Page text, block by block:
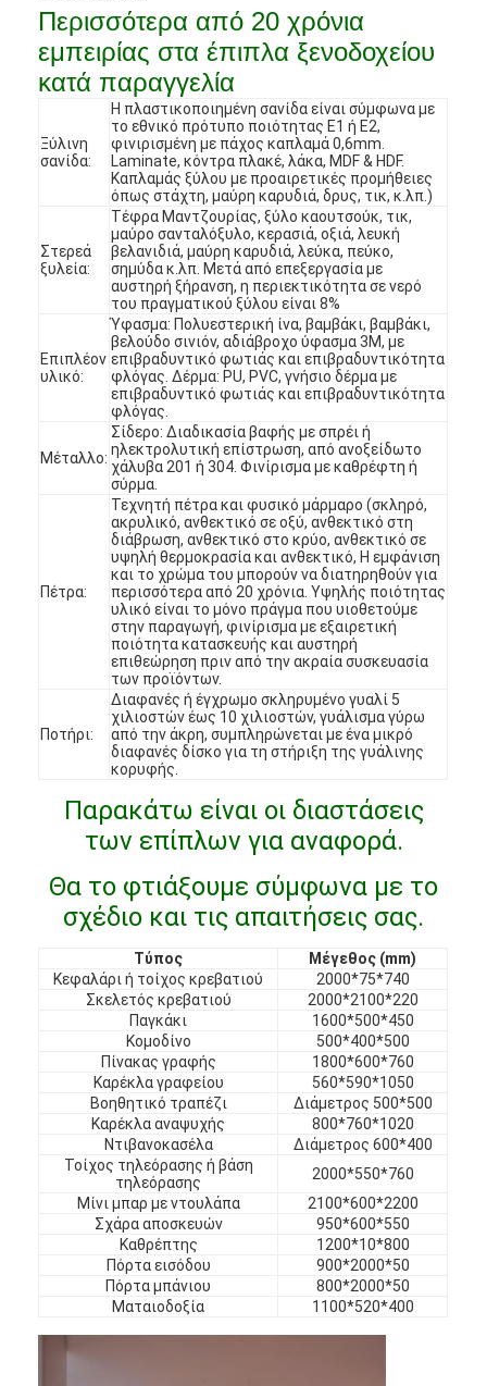
Προϊόντα
Βίντεο
Εμφάνιση VR
Σχετικά με εμάς
Επισκέψεις στο εργοστάσιο
Έλεγχος Ποιότητας
Επικοινωνήστε μαζί μας
Ειδήσεις
Υποθέσεις
Ερωτήσεις
Συνομιλία τώρα
Έπιπλα ξενοδοχείων
Έπιπλα βίλας
Έπιπλα διαμερισμάτων
Έπιπλα εμπορικών συλλόγων
Έπιπλα τραπεζαρίας
Έπιπλα γραφείου
Έπιπλα Σταθερής Τοποθέτησης
Επικαλυμμένα έπιπλα
Περισσότερα από 20 χρόνια
εμπειρίας στα έπιπλα ξενοδοχείου
κατά παραγγελία
Ξύλινη
σανίδα:
Η πλαστικοποιημένη σανίδα είναι σύμφωνα με
το εθνικό πρότυπο ποιότητας E1 ή E2,
φινιρισμένη με πάχος καπλαμά 0,6mm.
Laminate, κόντρα πλακέ, λάκα, MDF & HDF.
Καπλαμάς ξύλου με προαιρετικές προμήθειες
όπως στάχτη, μαύρη καρυδιά, δρυς, τικ, κ.λπ.)
Στερεά
ξυλεία:
Τέφρα Μαντζουρίας, ξύλο καουτσούκ, τικ,
μαύρο σανταλόξυλο, κερασιά, οξιά, λευκή
βελανιδιά, μαύρη καρυδιά, λεύκα, πεύκο,
σημύδα κ.λπ. Μετά από επεξεργασία με
αυστηρή ξήρανση, η περιεκτικότητα σε νερό
του πραγματικού ξύλου είναι 8%
Επιπλέον
υλικό:
Ύφασμα: Πολυεστερική ίνα, βαμβάκι, βαμβάκι,
βελούδο σινιόν, αδιάβροχο ύφασμα 3M, με
επιβραδυντικό φωτιάς και επιβραδυντικότητα
φλόγας. Δέρμα: PU, PVC, γνήσιο δέρμα με
επιβραδυντικό φωτιάς και επιβραδυντικότητα
φλόγας.
Μέταλλο:
Σίδερο: Διαδικασία βαφής με σπρέι ή
ηλεκτρολυτική επίστρωση, από ανοξείδωτο
χάλυβα 201 ή 304. Φινίρισμα με καθρέφτη ή
σύρμα.
Πέτρα:
Τεχνητή πέτρα και φυσικό μάρμαρο (σκληρό,
ακρυλικό, ανθεκτικό σε οξύ, ανθεκτικό στη
διάβρωση, ανθεκτικό στο κρύο, ανθεκτικό σε
υψηλή θερμοκρασία και ανθεκτικό, Η εμφάνιση
και το χρώμα του μπορούν να διατηρηθούν για
περισσότερα από 20 χρόνια. Υψηλής ποιότητας
υλικό είναι το μόνο πράγμα που υιοθετούμε
στην παραγωγή, φινίρισμα με εξαιρετική
ποιότητα κατασκευής και αυστηρή
επιθεώρηση πριν από την ακραία συσκευασία
των προϊόντων.
Ποτήρι:
Διαφανές ή έγχρωμο σκληρυμένο γυαλί 5
χιλιοστών έως 10 χιλιοστών, γυάλισμα γύρω
από την άκρη, συμπληρώνεται με ένα μικρό
διαφανές δίσκο για τη στήριξη της γυάλινης
κορυφής.
Παρακάτω είναι οι διαστάσεις
των επίπλων για αναφορά.
Θα το φτιάξουμε σύμφωνα με το
σχέδιο και τις απαιτήσεις σας.
Τύπος
Μέγεθος (mm)
Κεφαλάρι ή τοίχος κρεβατιού
2000*75*740
Σκελετός κρεβατιού
2000*2100*220
Παγκάκι
1600*500*450
Κομοδίνο
500*400*500
Πίνακας γραφής
1800*600*760
Καρέκλα γραφείου
560*590*1050
Βοηθητικό τραπέζι
Διάμετρος 500*500
Καρέκλα αναψυχής
800*760*1020
Ντιβανοκασέλα
Διάμετρος 600*400
Τοίχος τηλεόρασης ή βάση
τηλεόρασης
2000*550*760
Μίνι μπαρ με ντουλάπα
2100*600*2200
Σχάρα αποσκευών
950*600*550
Καθρέπτης
1200*10*800
Πόρτα εισόδου
900*2000*50
Πόρτα μπάνιου
800*2000*50
Ματαιοδοξία
1100*520*400